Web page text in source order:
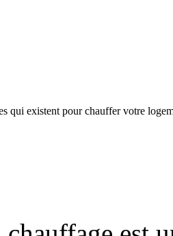
qui existent pour chauffer votre